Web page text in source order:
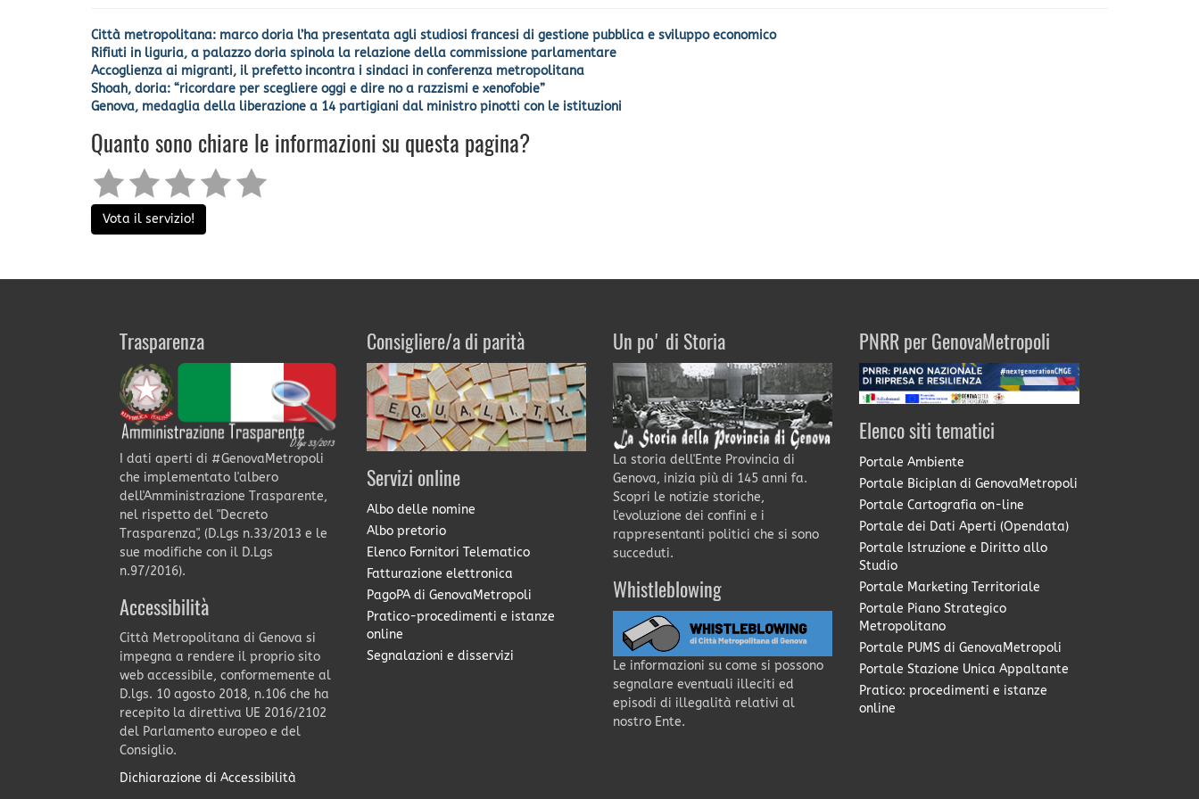
Città metropolitana: marco doria l’ha presentata agli studiosi francesi di gestione pubblica e sviluppo economico
Rifiuti in liguria, a palazzo doria spinola la relazione della commissione parlamentare
Accoglienza ai migranti, il prefetto incontra i sindaci in conferenza metropolitana
Shoah, doria: “ricordare per scegliere oggi e dire no a razzismi e xenofobie”
Genova, medaglia della liberazione a 14 partigiani dal ministro pinotti con le istituzioni
Quanto sono chiare le informazioni su questa pagina?
Vota il servizio!
Trasparenza
I dati aperti di #GenovaMetropoli
che implementato l'albero
dell'Amministrazione Trasparente,
nel rispetto del "Decreto
Trasparenza", (D.Lgs n.33/2013 e le
sue modifiche con il D.Lgs
n.97/2016).
Accessibilità
Città Metropolitana di Genova si
impegna a rendere il proprio sito
web accessibile, conformemente al
D.lgs. 10 agosto 2018, n.106 che ha
recepito la direttiva UE 2016/2102
del Parlamento europeo e del
Consiglio.
Dichiarazione di Accessibilità
Consigliere/a di parità
Servizi online
Albo delle nomine
Albo pretorio
Elenco Fornitori Telematico
Fatturazione elettronica
PagoPA di GenovaMetropoli
Pratico-procedimenti e istanze
online
Segnalazioni e disservizi
Un po' di Storia
La storia dell'Ente Provincia di
Genova, inizia più di 145 anni fa.
Scopri le notizie storiche,
l'evoluzione dei confini e i
rappresentanti politici che si sono
succeduti.
Whistleblowing
Le informazioni su come si possono
segnalare eventuali illeciti ed
episodi di illegalità relativi al
nostro Ente.
PNRR per GenovaMetropoli
Elenco siti tematici
Portale Ambiente
Portale Biciplan di GenovaMetropoli
Portale Cartografia on-line
Portale dei Dati Aperti (Opendata)
Portale Istruzione e Diritto allo
Studio
Portale Marketing Territoriale
Portale Piano Strategico
Metropolitano
Portale PUMS di GenovaMetropoli
Portale Stazione Unica Appaltante
Pratico: procedimenti e istanze
online